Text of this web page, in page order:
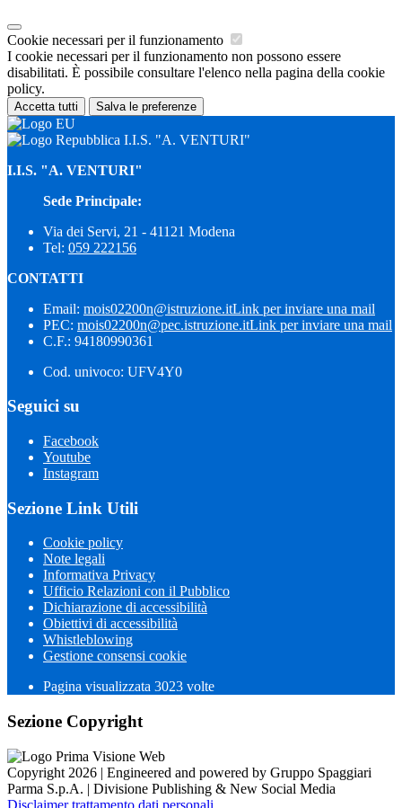
Cookie necessari per il funzionamento
I cookie necessari per il funzionamento non possono essere
disabilitati. È possibile consultare l'elenco nella pagina della cookie
policy.
Accetta tutti Salva le preferenze
I.I.S. "A. VENTURI"
I.I.S. "A. VENTURI"
Sede Principale:
Via dei Servi, 21 - 41121 Modena
Tel: 059 222156
CONTATTI
Email: mois02200n@istruzione.itLink per inviare una mail
PEC: mois02200n@pec.istruzione.itLink per inviare una mail
C.F.: 94180990361
Cod. univoco: UFV4Y0
Seguici su
Facebook
Youtube
Instagram
Sezione Link Utili
Cookie policy
Note legali
Informativa Privacy
Ufficio Relazioni con il Pubblico
Dichiarazione di accessibilità
Obiettivi di accessibilità
Whistleblowing
Gestione consensi cookie
Pagina visualizzata 3023 volte
Sezione Copyright
Copyright 2026 | Engineered and powered by Gruppo Spaggiari
Parma S.p.A. | Divisione Publishing & New Social Media
Disclaimer trattamento dati personali